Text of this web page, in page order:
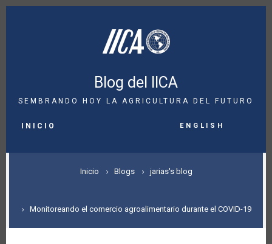
Pasar
Blog del IICA
SEMBRANDO HOY LA AGRICULTURA DEL FUTURO
NAVIGATION
INICIO English
SOBRESCRIBIR
DE
Inicio Blogs jarias's blog
Monitoreando el comercio agroalimentario durante el COVID-19